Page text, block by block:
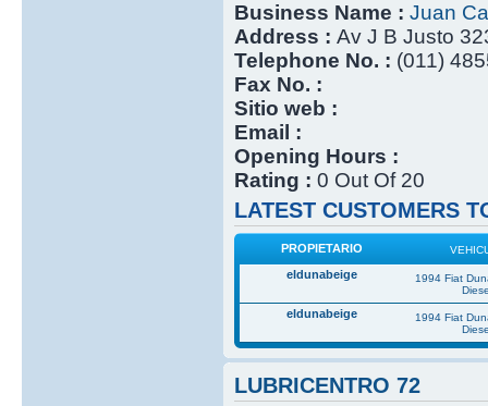
Business Name : Juan
Address : Av J B Justo
Telephone No. : (011)
Fax No. :
Sitio web :
Email :
Opening Hours :
Rating : 0 Out Of 20
LATEST CUSTOMERS
PROPIETARIO
eldunabeige
1994 Fiat
eldunabeige
1994 Fiat
LUBRICENTRO 72